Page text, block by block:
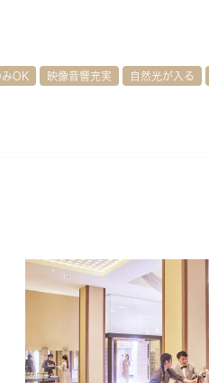
みOK 映像音響充実 自然光が入る